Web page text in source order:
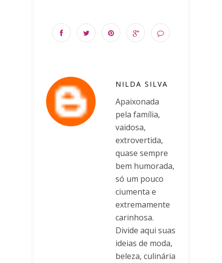
NILDA SILVA
Apaixonada
pela família,
vaidosa,
extrovertida,
quase sempre
bem humorada,
só um pouco
ciumenta e
extremamente
carinhosa.
Divide aqui suas
ideias de moda,
beleza, culinária